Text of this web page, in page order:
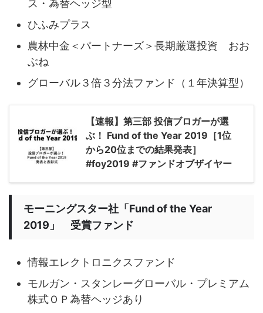
ス・為替ヘッジ型
ひふみプラス
農林中金＜パートナーズ＞長期厳選投資 おお
ぶね
グローバル３倍３分法ファンド（１年決算型）
【速報】第三部 投信ブロガーが選
ぶ！ Fund of the Year 2019［1位
から20位までの結果発表］
#foy2019 #ファンドオブザイヤー
モーニングスター社「Fund of the Year
2019」 受賞ファンド
情報エレクトロニクスファンド
モルガン・スタンレーグローバル・プレミアム
株式ＯＰ為替ヘッジあり